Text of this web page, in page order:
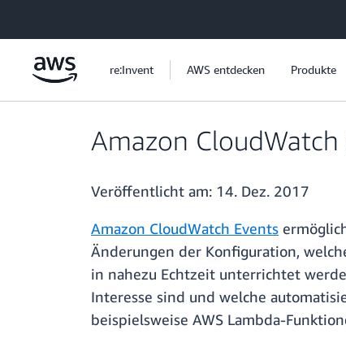
re:Invent AWS entdecken Produkte
Amazon
Veröffentlicht am: 14. Dez. 2017
Amazon CloudWatch Events
Änderungen der Konfiguration,
in nahezu Echtzeit unterrichtet
Interesse sind und welche
beispielsweise AWS Lambda-